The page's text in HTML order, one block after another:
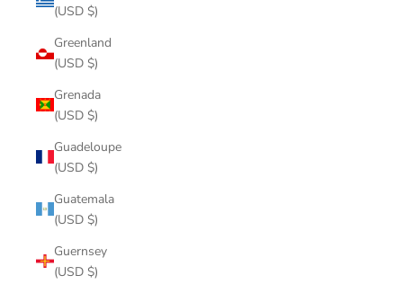
(USD $)
Greenland
(USD $)
Grenada
(USD $)
Guadeloupe
(USD $)
Guatemala
(USD $)
Guernsey
(USD $)